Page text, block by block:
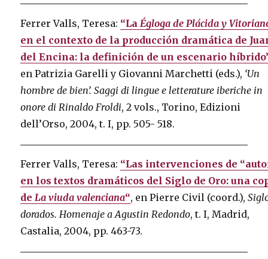
Ferrer Valls, Teresa: “La Égloga de Plácida y
en el contexto de la producción dramática de
del Encina: la definición de un escenario
en Patrizia Garelli y Giovanni Marchetti (eds.), ‘Un
hombre de bien’. Saggi di lingue e letterature iberiche in
onore di Rinaldo Froldi, 2 vols., Torino, Edizioni
dell’Orso, 2004, t. I, pp. 505- 518.
Ferrer Valls, Teresa: “Las intervenciones de
en los textos dramáticos del Siglo de Oro: una
de La viuda valenciana“, en Pierre Civil (coord.),
dorados. Homenaje a Agustin Redondo, t. I, Madrid,
Castalia, 2004, pp. 463-73.